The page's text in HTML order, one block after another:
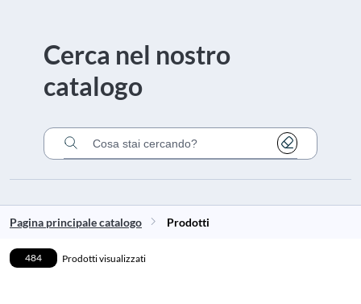
Cerca nel nostro
catalogo
Cerca nel catalogo Cancella
Pagina principale catalogo Prodotti
484 Prodotti visualizzati